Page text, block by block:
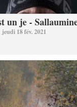
un je -
jeudi 18 fév. 2021